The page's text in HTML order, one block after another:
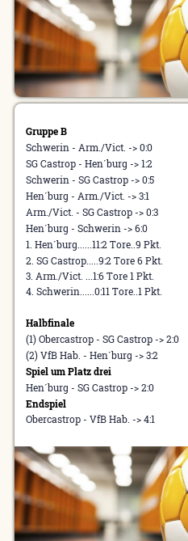
Gruppe B
Schwerin - Arm./Vict. -> 0:0
SG Castrop - Hen´burg -> 1:2
Schwerin - SG Castrop -> 0:5
Hen´burg - Arm./Vict. -> 3:1
Arm./Vict. - SG Castrop -> 0:3
Hen´burg - Schwerin -> 6:0
1. Hen´burg......11:2 Tore..9 Pkt.
2. SG Castrop.....9:2 Tore 6 Pkt.
3. Arm./Vict. ...1:6 Tore 1 Pkt.
4. Schwerin......0:11 Tore..1 Pkt.
Halbfinale
(1) Obercastrop - SG Castrop -> 2:0
(2) VfB Hab. - Hen´burg -> 3:2
Spiel um Platz drei
Hen´burg - SG Castrop -> 2:0
Endspiel
Obercastrop - VfB Hab. -> 4:1